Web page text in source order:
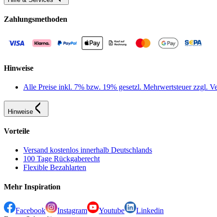
Zahlungsmethoden
Hinweise
Alle Preise inkl. 7% bzw. 19% gesetzl. Mehrwertsteuer zzgl.
Hinweise
Vorteile
Versand kostenlos innerhalb Deutschlands
100 Tage Rückgaberecht
Flexible Bezahlarten
Mehr Inspiration
Facebook Instagram Youtube
Linkedin